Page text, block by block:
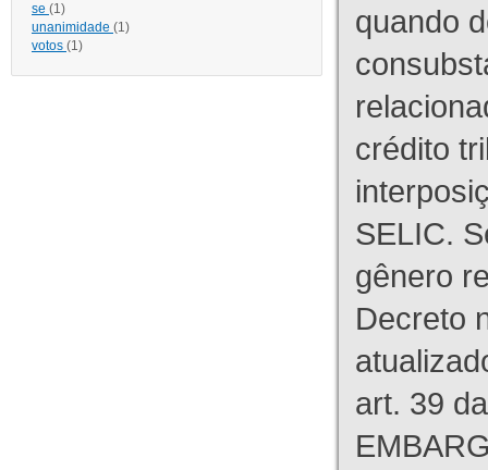
se (1)
unanimidade (1)
votos (1)
quando
crédito
SELIC.
gênero
Decreto
art. 39